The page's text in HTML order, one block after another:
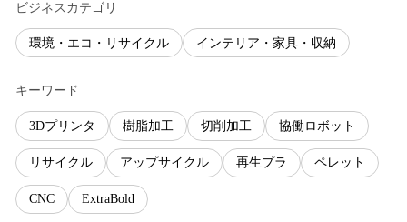
ビジネスカテゴリ
環境・エコ・リサイクル インテリア・家具・収納
キーワード
3Dプリンタ 樹脂加工 切削加工 協働ロボット
リサイクル アップサイクル 再生プラ ペレット
CNC ExtraBold